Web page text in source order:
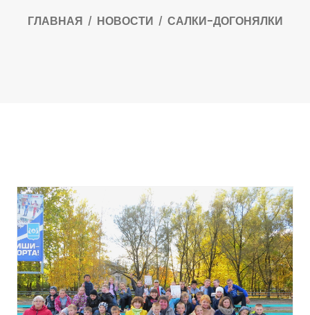
ГЛАВНАЯ НОВОСТИ САЛКИ-ДОГОНЯЛКИ